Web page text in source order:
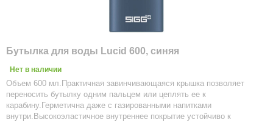
Бутылка для воды Lucid 600, синяя
Нет в наличии
Объем 600 мл.Практичная завинчивающаяся крышка позволяет
переносить бутылку одним пальцем или цеплять ее к
карабину.Герметична даже с газированными напитками
внутри.Высокоэластичное внутреннее покрытие устойчиво к